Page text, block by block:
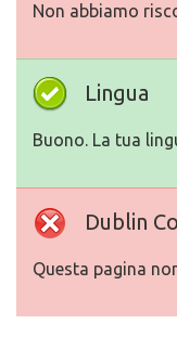
Non abbiamo
Lingua
Buono. La tua
Dublin
Questa pagina